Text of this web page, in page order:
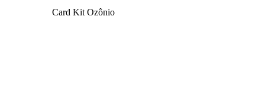
Card Kit Ozônio